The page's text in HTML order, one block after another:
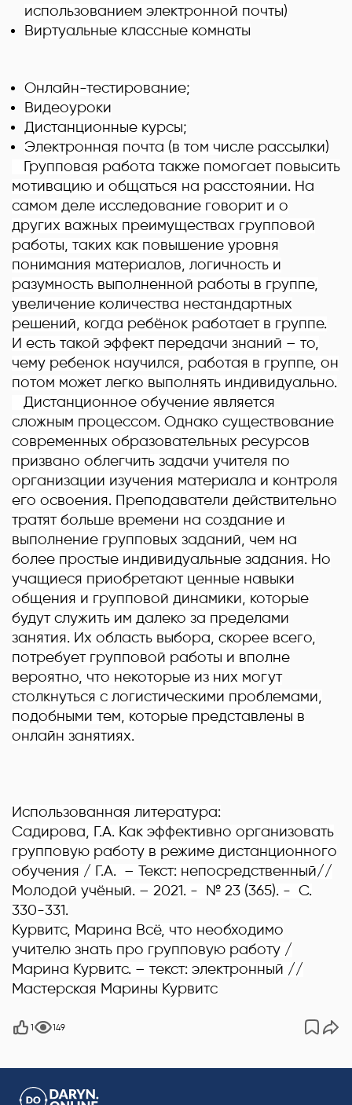
использованием электронной почты)
Виртуальные классные комнаты
Онлайн-тестирование;
Видеоуроки
Дистанционные курсы;
Электронная почта (в том числе рассылки)
Групповая работа также помогает повысить
мотивацию и общаться на расстоянии. На
самом деле исследование говорит и о
других важных преимуществах групповой
работы, таких как повышение уровня
понимания материалов, логичность и
разумность выполненной работы в группе,
увеличение количества нестандартных
решений, когда ребёнок работает в группе.
И есть такой эффект передачи знаний – то,
чему ребенок научился, работая в группе, он
потом может легко выполнять индивидуально.
Дистанционное обучение является
сложным процессом. Однако существование
современных образовательных ресурсов
призвано облегчить задачи учителя по
организации изучения материала и контроля
его освоения. Преподаватели действительно
тратят больше времени на создание и
выполнение групповых заданий, чем на
более простые индивидуальные задания. Но
учащиеся приобретают ценные навыки
общения и групповой динамики, которые
будут служить им далеко за пределами
занятия. Их область выбора, скорее всего,
потребует групповой работы и вполне
вероятно, что некоторые из них могут
столкнуться с логистическими проблемами,
подобными тем, которые представлены в
онлайн занятиях.
Использованная литература:
Садирова, Г.А. Как эффективно организовать
групповую работу в режиме дистанционного
обучения / Г.А. – Текст: непосредственный//
Молодой учёный. – 2021. - № 23 (365). - С.
330-331.
Курвитс, Марина Всё, что необходимо
учителю знать про групповую работу /
Марина Курвитс. – текст: электронный //
Мастерская Марины Курвитс
1 149